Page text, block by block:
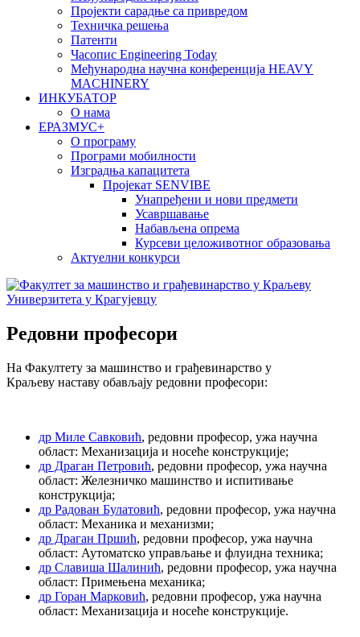
Пројекти сарадње са привредом
Техничка решења
Патенти
Часопис Engineering Today
Међународна научна конференција HEAVY
MACHINERY
ИНКУБАТОР
О нама
EРАЗМУС+
О програму
Програми мобилности
Изградња капацитета
Пројекат SENVIBE
Унапређени и нови предмети
Усавршавање
Набављена опрема
Курсеви целоживотног образовања
Актуелни конкурси
Редовни професори
На Факултету за машинство и грађевинарство у
Краљеву наставу обављају редовни професори:
др Миле Савковић, редовни професор, ужа научна
област: Механизација и носеће конструкције;
др Драган Петровић, редовни професор, ужа научна
област: Железничко машинство и испитивање
конструкција;
др Радован Булатовић, редовни професор, ужа научна
област: Механика и механизми;
др Драган Пршић, редовни професор, ужа научна
област: Аутоматско управљање и флуидна техника;
др Славиша Шалинић, редовни професор, ужа научна
област: Примењена механика;
др Горан Марковић, редовни професор, ужа научна
област: Механизација и носеће конструкције.